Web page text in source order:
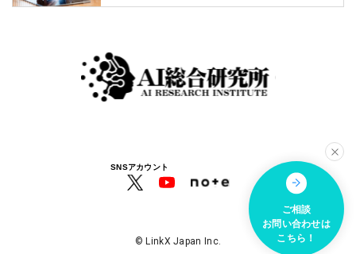
ご相談
お問い合わせは
こちら！
SNSアカウント
© LinkX Japan Inc.